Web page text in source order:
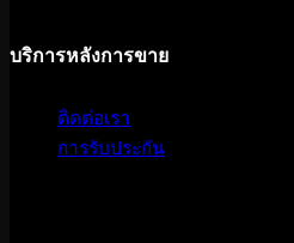
บริการหลังการขาย
ติดต่อเรา
การรับประกัน